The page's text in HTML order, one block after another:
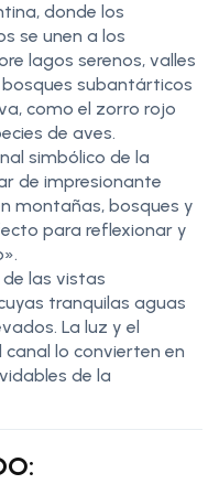
donde los
se unen a los
lagos serenos, valles
subantárticos
como el zorro rojo
de aves.
simbólico de la
de impresionante
montañas, bosques y
para reflexionar y
las vistas
tranquilas aguas
La luz y el
lo convierten en
de la